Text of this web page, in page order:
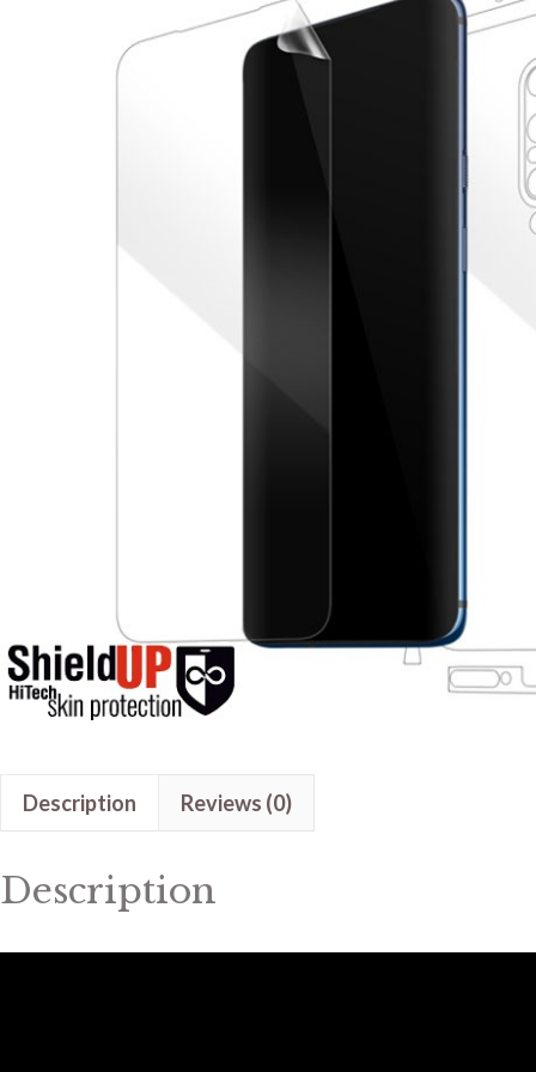
Description Reviews (0)
Description